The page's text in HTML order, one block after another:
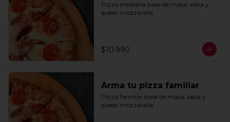
Pizza mediana base de masa, salsa y
queso mozzarella
$10.990
Arma tu pizza familiar
Pizza familiar base de masa, salsa y
queso mozzarella